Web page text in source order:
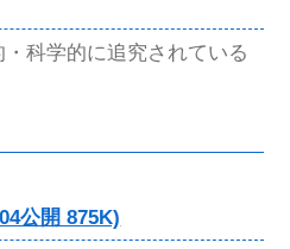
科学的に追究されている
公開 875K)